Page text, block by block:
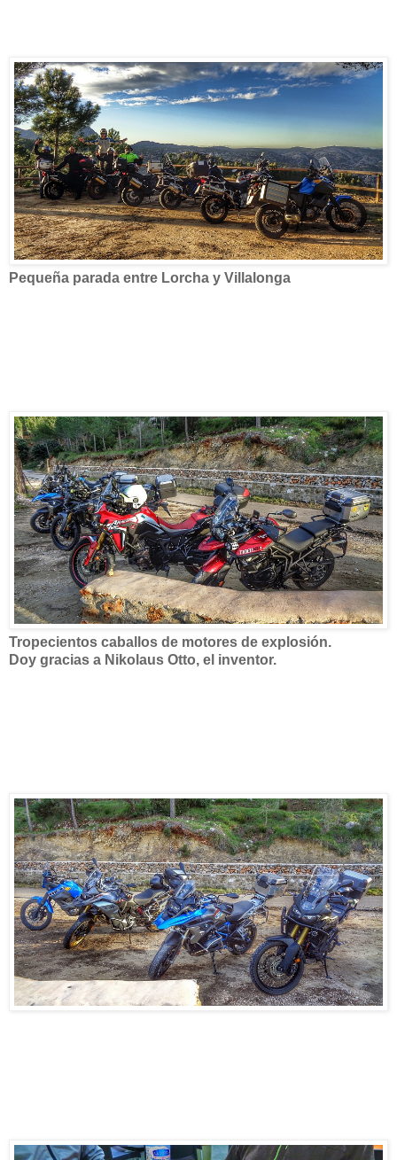
Pequeña parada entre Lorcha y Villalonga
Tropecientos caballos de motores de explosión.
Doy gracias a Nikolaus Otto, el inventor.